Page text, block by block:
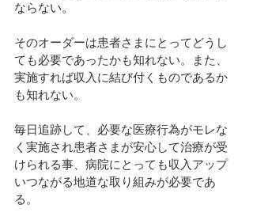
ならない。
そのオーダーは患者さまにとってどうし
ても必要であったかも知れない。また、
実施すれば収入に結び付くものであるか
も知れない。
毎日追跡して、必要な医療行為がモレな
く実施され患者さまが安心して治療が受
けられる事、病院にとっても収入アップ
いつながる地道な取り組みが必要であ
る。